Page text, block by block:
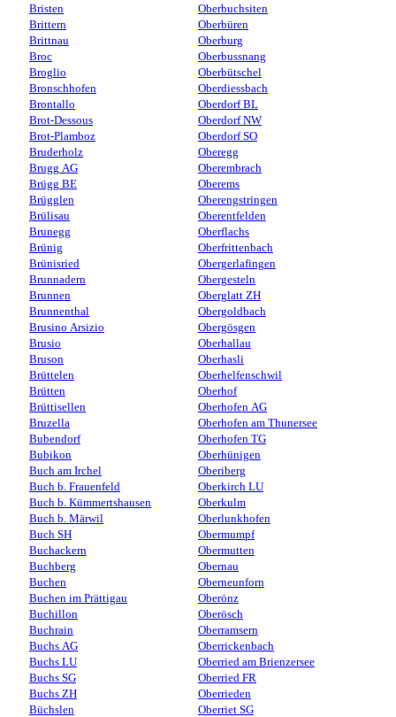
Bristen
Brittern
Brittnau
Broc
Broglio
Bronschhofen
Brontallo
Brot-Dessous
Brot-Plamboz
Bruderholz
Brugg AG
Brügg BE
Brügglen
Brülisau
Brunegg
Brünig
Brünisried
Brunnadern
Brunnen
Brunnenthal
Brusino Arsizio
Brusio
Bruson
Brüttelen
Brütten
Brüttisellen
Bruzella
Bubendorf
Bubikon
Buch am Irchel
Buch b. Frauenfeld
Buch b. Kümmertshausen
Buch b. Märwil
Buch SH
Buchackern
Buchberg
Buchen
Buchen im Prättigau
Buchillon
Buchrain
Buchs AG
Buchs LU
Buchs SG
Buchs ZH
Büchslen
Oberbuchsiten
Oberbüren
Oberburg
Oberbussnang
Oberbütschel
Oberdiessbach
Oberdorf BL
Oberdorf NW
Oberdorf SO
Oberegg
Oberembrach
Oberems
Oberengstringen
Oberentfelden
Oberflachs
Oberfrittenbach
Obergerlafingen
Obergesteln
Oberglatt ZH
Obergoldbach
Obergösgen
Oberhallau
Oberhasli
Oberhelfenschwil
Oberhof
Oberhofen AG
Oberhofen am Thunersee
Oberhofen TG
Oberhünigen
Oberiberg
Oberkirch LU
Oberkulm
Oberlunkhofen
Obermumpf
Obermutten
Obernau
Oberneunforn
Oberönz
Oberösch
Oberramsern
Oberrickenbach
Oberried am Brienzersee
Oberried FR
Oberrieden
Oberriet SG